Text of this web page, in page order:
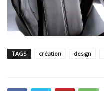
TAGS création design